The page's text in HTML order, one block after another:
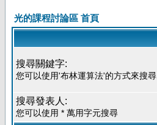
光的課程討論區 首頁
搜尋關鍵字:
您可以使用'布林運算法'的方式來搜尋.
搜尋發表人:
您可以使用 * 萬用字元搜尋